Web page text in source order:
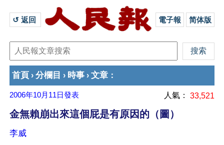
↺ 返回 電子報 简体版
首頁 › 分欄目 › 時事 › 文章 ：
2006年10月11日發表 人氣： 33,521
金無賴崩出來這個屁是有原因的（圖）
李威